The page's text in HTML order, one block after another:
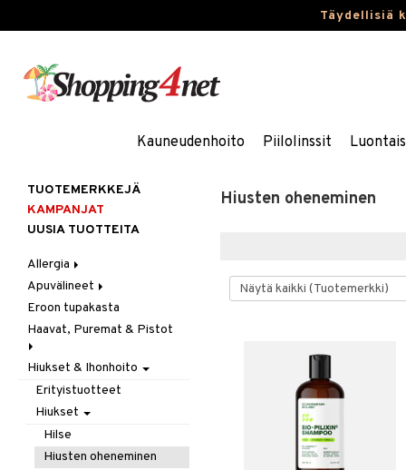
Täydellisiä
Kauneudenhoito Piilolinssit
Hiusten oheneminen
TUOTEMERKKEJÄ
KAMPANJAT
UUSIA TUOTTEITA
Allergia
Nenäsuihkeet
Silmätipat
Apuvälineet
Hygienia
Kävely & Seisominen
Saa kiinni & Ylety
Eroon tupakasta
Haavat, Puremat & Pistot
Ensiapu
Haavat
Laastarit & Teipit
Puremat / Pistokset
Verenvuoto
Hiukset & Ihonhoito
Erityistuotteet
Hiukset
Hilse
Hiusten oheneminen